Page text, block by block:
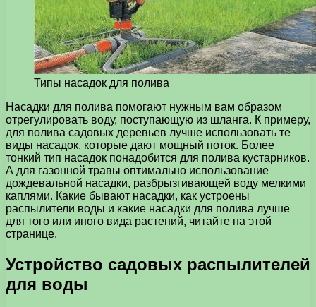
Типы насадок для полива
Насадки для полива помогают нужным вам образом
отрегулировать воду, поступающую из шланга. К примеру,
для полива садовых деревьев лучше использовать те
виды насадок, которые дают мощный поток. Более
тонкий тип насадок понадобится для полива кустарников.
А для газонной травы оптимально использование
дождевальной насадки, разбрызгивающей воду мелкими
каплями. Какие бывают насадки, как устроены
распылители воды и какие насадки для полива лучше
для того или иного вида растений, читайте на этой
странице.
Устройство садовых распылителей
для воды